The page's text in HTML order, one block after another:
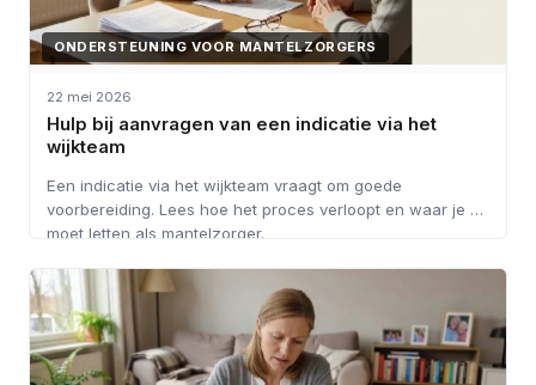
ONDERSTEUNING VOOR MANTELZORGERS
22 mei 2026
Hulp bij aanvragen van een indicatie via het
wijkteam
Een indicatie via het wijkteam vraagt om goede
voorbereiding. Lees hoe het proces verloopt en waar je op
moet letten als mantelzorger.